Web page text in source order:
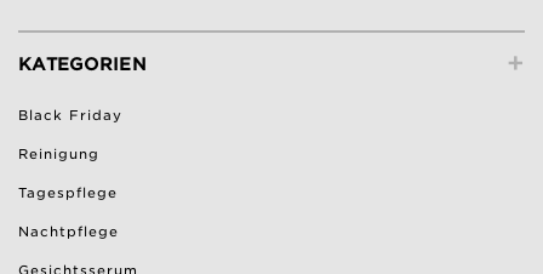
+
KATEGORIEN
Black Friday
Reinigung
Tagespflege
Nachtpflege
Gesichtsserum